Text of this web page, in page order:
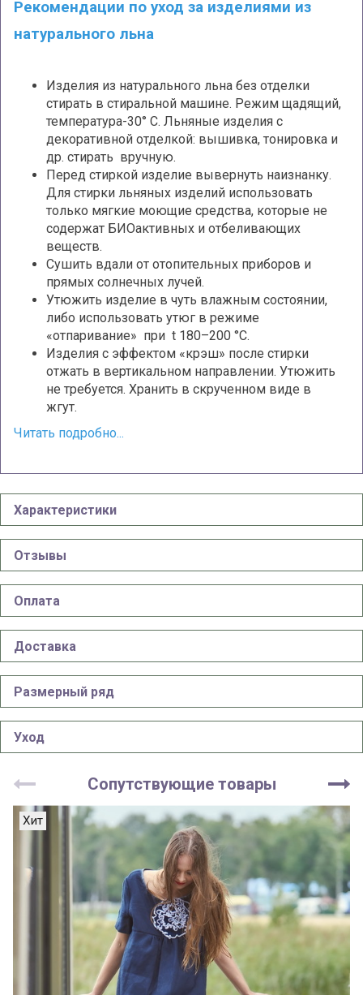
Рекомендации по уход за изделиями из
натурального льна
Изделия из натурального льна без отделки
стирать в стиральной машине. Режим щадящий,
температура-30° С. Льняные изделия с
декоративной отделкой: вышивка, тонировка и
др. стирать вручную.
Перед стиркой изделие вывернуть наизнанку.
Для стирки льняных изделий использовать
только мягкие моющие средства, которые не
содержат БИОактивных и отбеливающих
веществ.
Сушить вдали от отопительных приборов и
прямых солнечных лучей.
Утюжить изделие в чуть влажным состоянии,
либо использовать утюг в режиме
«отпаривание» при t 180–200 °С.
Изделия с эффектом «крэш» после стирки
отжать в вертикальном направлении. Утюжить
не требуется. Хранить в скрученном виде в
жгут.
Читать подробно...
Характеристики
Отзывы
Оплата
Доставка
Размерный ряд
Уход
Сопутствующие товары
Хит